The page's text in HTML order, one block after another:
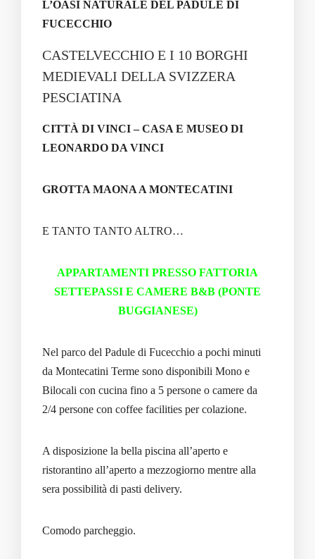
L’OASI NATURALE DEL PADULE DI
FUCECCHIO
CASTELVECCHIO E I 10 BORGHI
MEDIEVALI DELLA SVIZZERA
PESCIATINA
CITTÀ DI VINCI – CASA E MUSEO DI
LEONARDO DA VINCI
GROTTA MAONA A MONTECATINI
E TANTO TANTO ALTRO…
APPARTAMENTI PRESSO FATTORIA
SETTEPASSI E CAMERE B&B (PONTE
BUGGIANESE)
Nel parco del Padule di Fucecchio a pochi minuti
da Montecatini Terme sono disponibili Mono e
Bilocali con cucina fino a 5 persone o camere da
2/4 persone con coffee facilities per colazione.
A disposizione la bella piscina all’aperto e
ristorantino all’aperto a mezzogiorno mentre alla
sera possibilità di pasti delivery.
Comodo parcheggio.